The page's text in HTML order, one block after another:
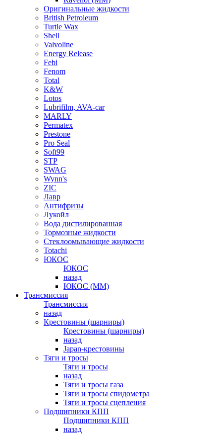
Оригинальные жидкости
British Petroleum
Turtle Wax
Shell
Valvoline
Energy Release
Febi
Fenom
Total
K&W
Lotos
Lubrifilm, AVA-car
MARLY
Permatex
Prestone
Pro Seal
Soft99
STP
SWAG
Wynn's
ZIC
Лавр
Антифризы
Лукойл
Вода дистилированная
Тормозные жидкости
Стеклоомывающие жидкости
Totachi
ЮКОС
ЮКОС
назад
ЮКОС (ММ)
Трансмиссия
Трансмиссия
назад
Крестовины (шарниры)
Крестовины (шарниры)
назад
Japan-крестовины
Тяги и тросы
Тяги и тросы
назад
Тяги и тросы газа
Тяги и тросы спидометра
Тяги и тросы сцепления
Подшипники КПП
Подшипники КПП
назад